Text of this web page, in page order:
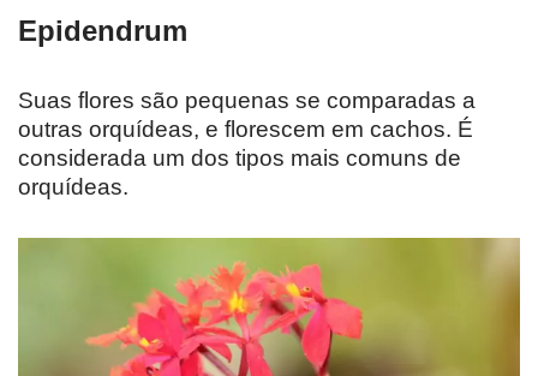
Epidendrum
Suas flores são pequenas se comparadas a
outras orquídeas, e florescem em cachos. É
considerada um dos tipos mais comuns de
orquídeas.